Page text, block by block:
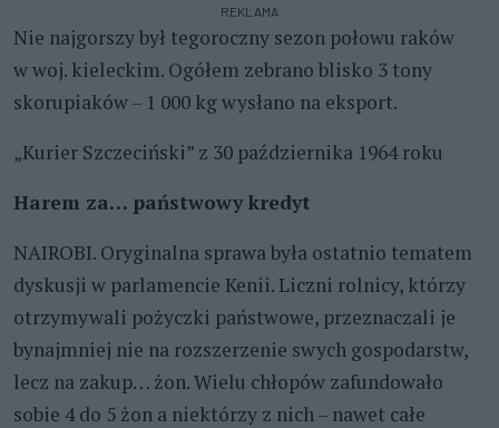
REKLAMA
Nie najgorszy był tegoroczny sezon połowu raków
w woj. kieleckim. Ogółem zebrano blisko 3 tony
skorupiaków – 1 000 kg wysłano na eksport.
„Kurier Szczeciński” z 30 października 1964 roku
Harem za… państwowy kredyt
NAIROBI. Oryginalna sprawa była ostatnio tematem
dyskusji w parlamencie Kenii. Liczni rolnicy, którzy
otrzymywali pożyczki państwowe, przeznaczali je
bynajmniej nie na rozszerzenie swych gospodarstw,
lecz na zakup… żon. Wielu chłopów zafundowało
sobie 4 do 5 żon a niektórzy z nich – nawet całe